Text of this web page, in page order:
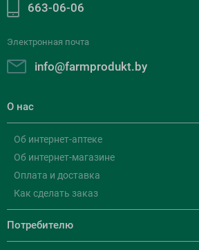
663-06-06
Электронная почта
info@farmprodukt.by
О нас
Об интернет-аптеке
Об интернет-магазине
Оплата и доставка
Как сделать заказ
Потребителю